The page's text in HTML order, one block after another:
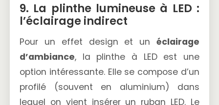
9. La plinthe lumineuse à LED :
l’éclairage indirect
Pour un effet design et un éclairage
d’ambiance, la plinthe à LED est une
option intéressante. Elle se compose d’un
profilé (souvent en aluminium) dans
lequel on vient insérer un ruban LED. Le